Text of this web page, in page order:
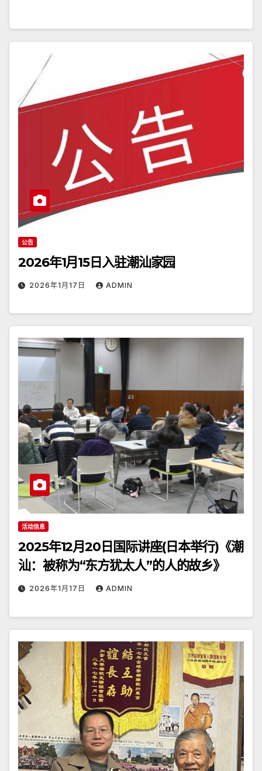
公告
2026年1月15日入驻潮汕家园
2026年1月17日 ADMIN
活动信息
2025年12月20日国际讲座(日本举行)《潮
汕：被称为“东方犹太人”的人的故乡》
2026年1月17日 ADMIN